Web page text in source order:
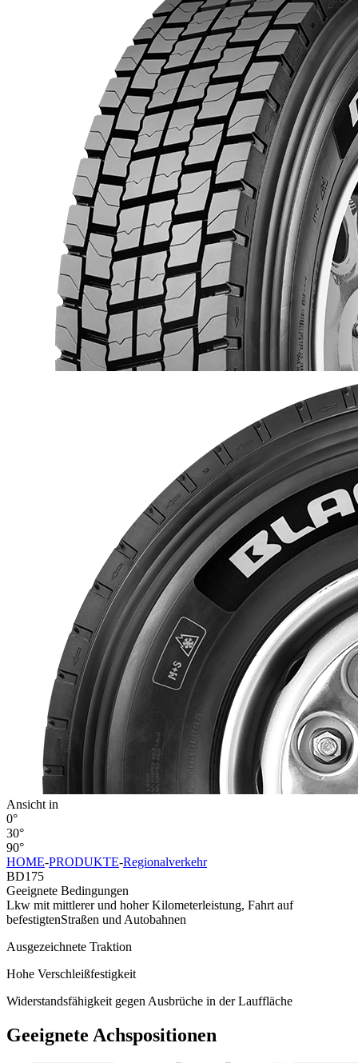
Ansicht in
0°
30°
90°
HOME-PRODUKTE-Regionalverkehr
BD175
Geeignete Bedingungen
Lkw mit mittlerer und hoher Kilometerleistung, Fahrt auf
befestigtenStraßen und Autobahnen
Ausgezeichnete Traktion
Hohe Verschleißfestigkeit
Widerstandsfähigkeit gegen Ausbrüche in der Lauffläche
Geeignete Achspositionen